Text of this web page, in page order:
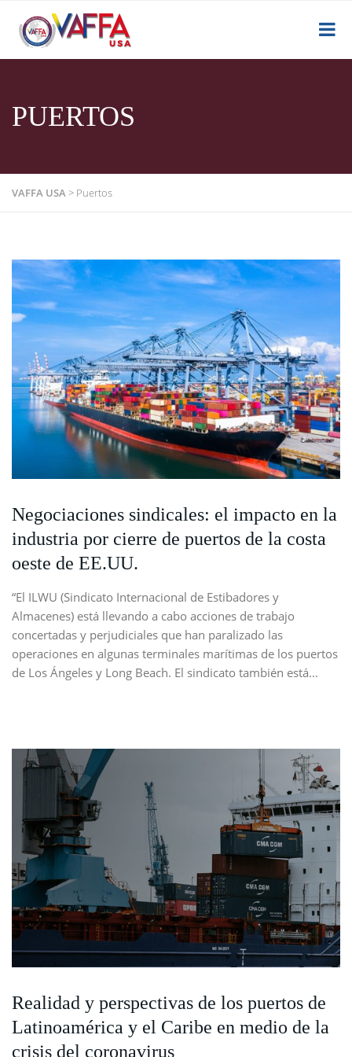
PUERTOS
VAFFA USA> Puertos
Negociaciones sindicales: el impacto en la
industria por cierre de puertos de la costa
oeste de EE.UU.
“El ILWU (Sindicato Internacional de Estibadores y
Almacenes) está llevando a cabo acciones de trabajo
concertadas y perjudiciales que han paralizado las
operaciones en algunas terminales marítimas de los puertos
de Los Ángeles y Long Beach. El sindicato también está…
Realidad y perspectivas de los puertos de
Latinoamérica y el Caribe en medio de la
crisis del coronavirus